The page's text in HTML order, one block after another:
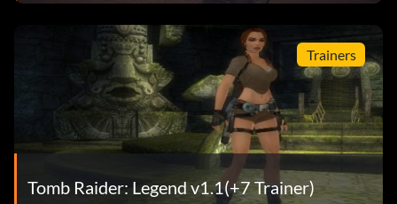
Trainers
Tomb Raider: Legend v1.1(+7 Trainer)